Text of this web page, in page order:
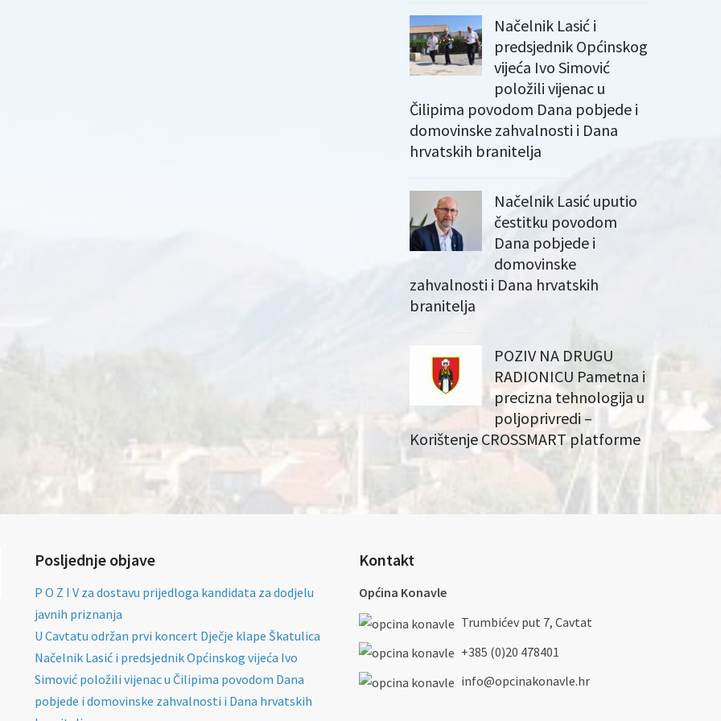
Načelnik Lasić i
predsjednik Općinskog
vijeća Ivo Simović
položili vijenac u
Čilipima povodom Dana pobjede i
domovinske zahvalnosti i Dana
hrvatskih branitelja
Načelnik Lasić uputio
čestitku povodom
Dana pobjede i
domovinske
zahvalnosti i Dana hrvatskih
branitelja
POZIV NA DRUGU
RADIONICU Pametna i
precizna tehnologija u
poljoprivredi –
Korištenje CROSSMART platforme
Posljednje objave
P O Z I V za dostavu prijedloga kandidata za dodjelu
javnih priznanja
U Cavtatu održan prvi koncert Dječje klape Škatulica
Načelnik Lasić i predsjednik Općinskog vijeća Ivo
Simović položili vijenac u Čilipima povodom Dana
pobjede i domovinske zahvalnosti i Dana hrvatskih
Kontakt
Općina Konavle
Trumbićev put 7, Cavtat
+385 (0)20 478401
info@opcinakonavle.hr